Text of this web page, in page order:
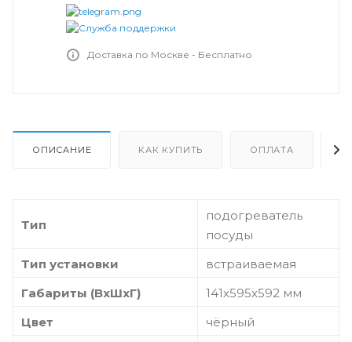
Доставка по Москве - Бесплатно
ОПИСАНИЕ КАК КУПИТЬ ОПЛАТА
Тип
подогреватель
посуды
Тип установки
встраиваемая
Габариты (ВхШхГ)
141х595х592 мм
Цвет
чёрный